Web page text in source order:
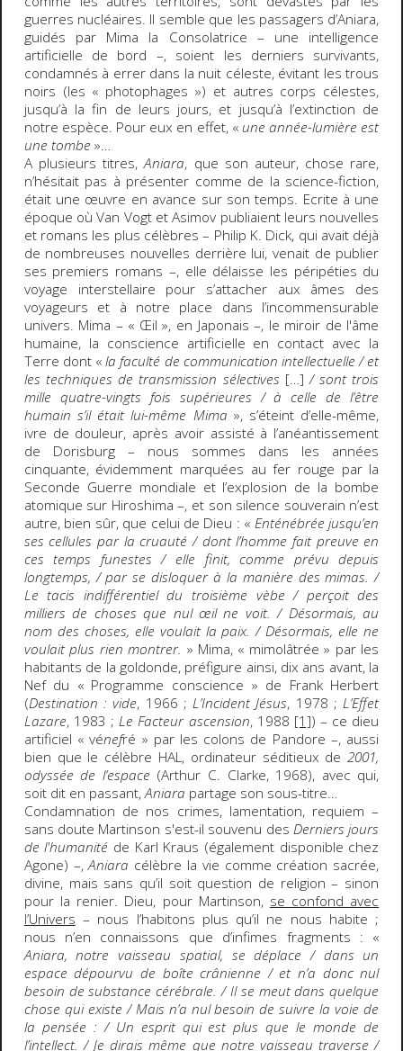
guerres nucléaires. Il semble que les passagers d’Aniara,
guidés par Mima la Consolatrice – une intelligence
artificielle de bord –, soient les derniers survivants,
condamnés à errer dans la nuit céleste, évitant les trous
noirs (les « photophages ») et autres corps célestes,
jusqu’à la fin de leurs jours, et jusqu’à l’extinction de
notre espèce. Pour eux en effet, « une année-lumière est
une tombe »…
A plusieurs titres,Aniara, que son auteur, chose rare,
n’hésitait pas à présenter comme de la science-fiction,
était une œuvre en avance sur son temps. Ecrite à une
époque où Van Vogt et Asimov publiaient leurs nouvelles
et romans les plus célèbres – Philip K. Dick, qui avait déjà
de nombreuses nouvelles derrière lui, venait de publier
ses premiers romans –, elle délaisse les péripéties du
voyage interstellaire pour s’attacher aux âmes des
voyageurs et à notre place dans l’incommensurable
univers. Mima – « Œil », en Japonais –, le miroir de l'âme
humaine, la conscience artificielle en contact avec la
Terre dont «la faculté de communication intellectuelle / et
les techniques de transmission sélectives […]/ sont trois
mille quatre-vingts fois supérieures / à celle de l’être
humain s’il était lui-même Mima », s’éteint d’elle-même,
ivre de douleur, après avoir assisté à l’anéantissement
de Dorisburg – nous sommes dans les années
cinquante, évidemment marquées au fer rouge par la
Seconde Guerre mondiale et l’explosion de la bombe
atomique sur Hiroshima –, et son silence souverain n’est
autre, bien sûr, que celui de Dieu : « Enténébrée jusqu’en
ses cellules par la cruauté / dont l’homme fait preuve en
ces temps funestes / elle finit, comme prévu depuis
longtemps, / par se disloquer à la manière des mimas. /
Le tacis indifférentiel du troisième vèbe / perçoit des
milliers de choses que nul œil ne voit. / Désormais, au
nom des choses, elle voulait la paix. / Désormais, elle ne
voulait plus rien montrer. » Mima, « mimolâtrée » par les
habitants de la goldonde, préfigure ainsi, dix ans avant, la
Nef du « Programme conscience » de Frank Herbert
(Destination : vide, 1966 ;L’Incident Jésus, 1978 ;L’Effet
Lazare, 1983 ;Le Facteur ascension, 1988 [1]) – ce dieu
artificiel « vénefré » par les colons de Pandore –, aussi
bien que le célèbre HAL, ordinateur séditieux de2001,
odyssée de l’espace (Arthur C. Clarke, 1968), avec qui,
soit dit en passant,Aniara partage son sous-titre…
Condamnation de nos crimes, lamentation, requiem –
sans doute Martinson s'est-il souvenu des Derniers jours
de l'humanité de Karl Kraus (également disponible chez
Agone) –,Aniara célèbre la vie comme création sacrée,
divine, mais sans qu’il soit question de religion – sinon
pour la renier. Dieu, pour Martinson, se confond avec
l’Univers – nous l’habitons plus qu’il ne nous habite ;
nous n’en connaissons que d’infimes fragments : «
Aniara, notre vaisseau spatial, se déplace / dans un
espace dépourvu de boîte crânienne / et n’a donc nul
besoin de substance cérébrale. / Il se meut dans quelque
chose qui existe / Mais n’a nul besoin de suivre la voie de
la pensée : / Un esprit qui est plus que le monde de
l’intellect. / Je dirais même que notre vaisseau traverse /